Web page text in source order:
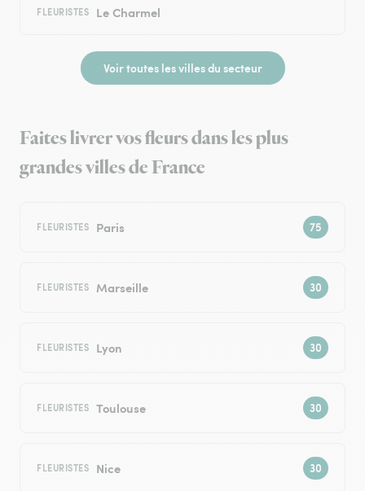
FLEURISTES Le Charmel
Voir toutes les villes du secteur
Faites livrer vos fleurs dans les plus
grandes villes de France
FLEURISTES Paris
FLEURISTES Marseille
FLEURISTES Lyon
FLEURISTES Toulouse
FLEURISTES Nice